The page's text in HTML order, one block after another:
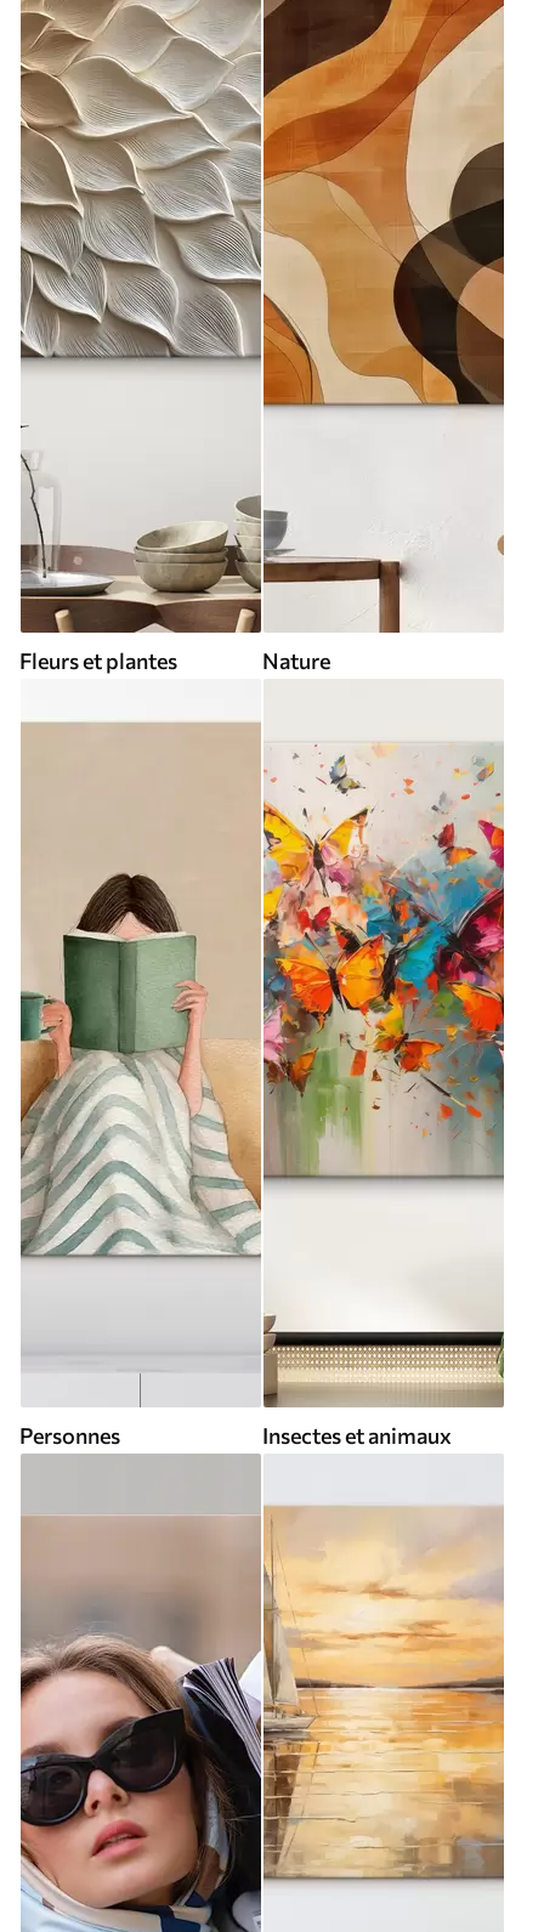
Fleurs et plantes Nature
Personnes Insectes et animaux